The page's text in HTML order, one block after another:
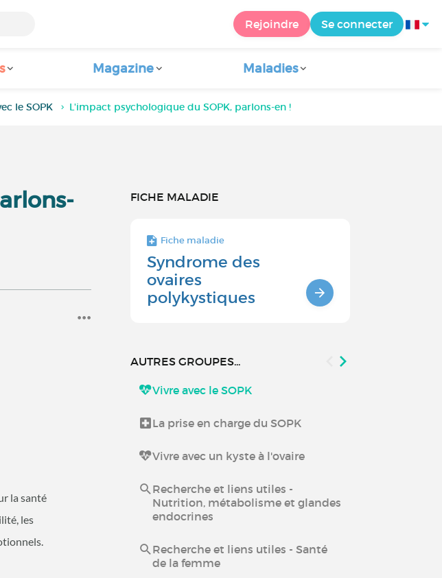
Rejoindre Se connecter
Magazine Maladies
le SOPK L'impact psychologique du SOPK, parlons-en !
la santé
les
FICHE MALADIE
Fiche maladie
Syndrome des
ovaires
polykystiques
AUTRES GROUPES...
Vivre avec le SOPK
La prise en charge du SOPK
Vivre avec un kyste à l'ovaire
Recherche et liens utiles -
Nutrition, métabolisme et glandes
endocrines
Recherche et liens utiles - Santé
de la femme